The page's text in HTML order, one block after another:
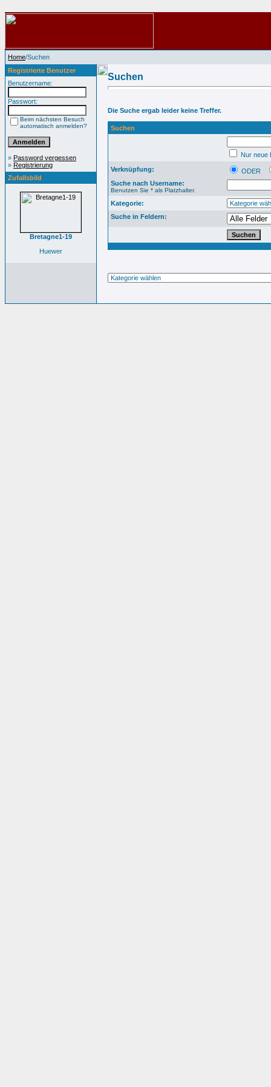
Home/Suchen
Registrierte Benutzer
Benutzername:
Passwort:
Beim nächsten Besuch
automatisch anmelden?
» Password vergessen
» Registrierung
Zufallsbild
Bretagne1-19
Huewer
Suchen
Die Suche ergab leider keine Treffer.
Suchen
Nur neue
Verknüpfung:
ODER
Suche nach Username:
Benutzen Sie * als Platzhalter.
Kategorie:
Suche in Feldern: